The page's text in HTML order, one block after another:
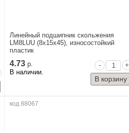
Линейный подшипник скольжения
LM8LUU (8x15x45), износостойкий
пластик
4.73р.
В наличии.
- +
код 88067